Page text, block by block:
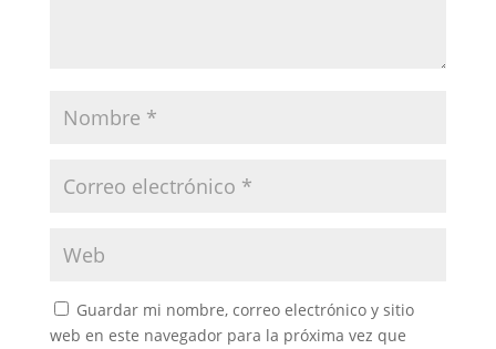
Guardar mi nombre, correo electrónico y sitio
web en este navegador para la próxima vez que